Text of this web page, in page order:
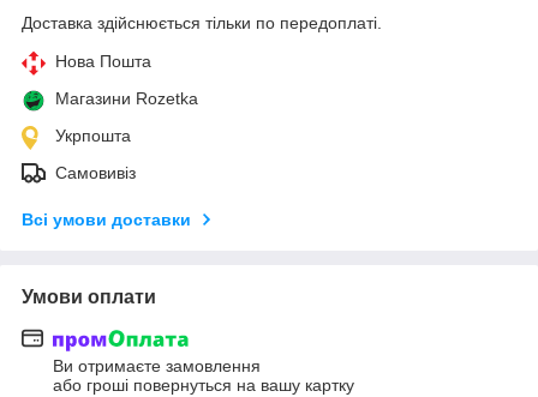
Доставка здійснюється тільки по передоплаті.
Нова Пошта
Магазини Rozetka
Укрпошта
Самовивіз
Всі умови доставки
Умови оплати
Ви отримаєте замовлення
або гроші повернуться на вашу картку